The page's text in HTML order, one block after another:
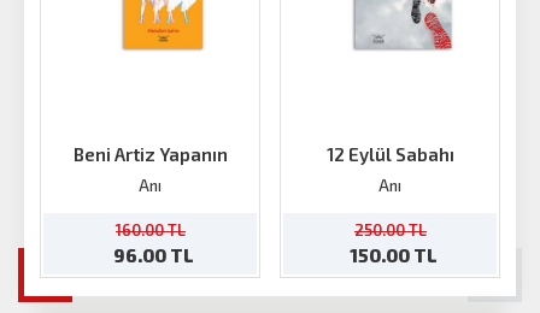
Beni Artiz Yapanın
Anı
160.00 TL
96.00 TL
12 Eylül Sabahı
Anı
250.00 TL
150.00 TL